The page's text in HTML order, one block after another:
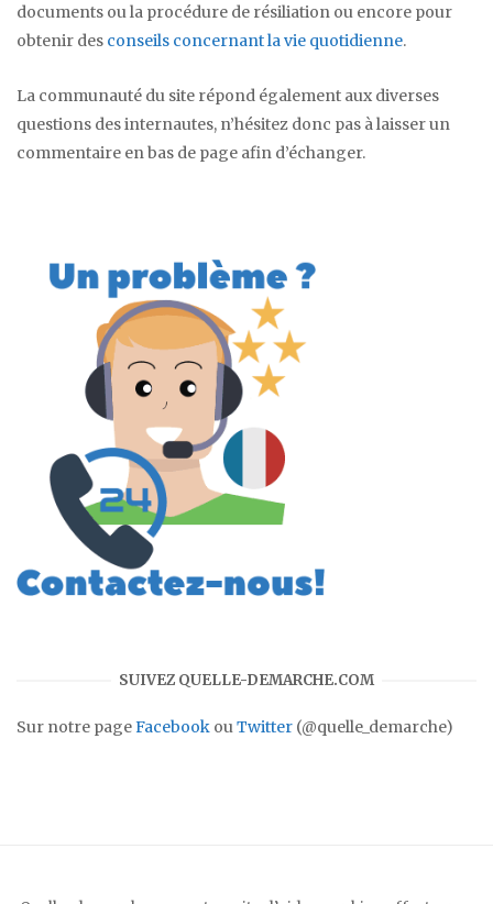
documents ou la procédure de résiliation ou encore pour
obtenir des conseils concernant la vie quotidienne.
La communauté du site répond également aux diverses
questions des internautes, n’hésitez donc pas à laisser un
commentaire en bas de page afin d’échanger.
SUIVEZ QUELLE-DEMARCHE.COM
Sur notre pageFacebook ouTwitter (@quelle_demarche)